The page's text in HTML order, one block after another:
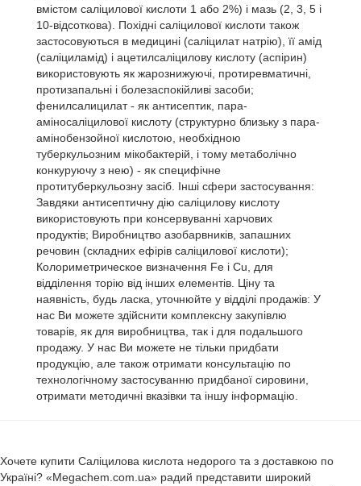
вмістом саліцилової кислоти 1 або 2%) і мазь (2, 3, 5 і
10-відсоткова). Похідні саліцилової кислоти також
застосовуються в медицині (саліцилат натрію), її амід
(саліциламід) і ацетилсаліцилову кислоту (аспірин)
використовують як жарознижуючі, протиревматичні,
протизапальні і болезаспокійливі засоби;
фенилсалицилат - як антисептик, пара-
аміносаліцилової кислоту (структурно близьку з пара-
амінобензойної кислотою, необхідною
туберкульозним мікобактерій, і тому метаболічно
конкуруючу з нею) - як специфічне
протитуберкульозну засіб. Інші сфери застосування:
Завдяки антисептичну дію саліцилову кислоту
використовують при консервуванні харчових
продуктів; Виробництво азобарвників, запашних
речовин (складних ефірів саліцилової кислоти);
Колориметрическое визначення Fe і Cu, для
відділення торію від інших елементів. Ціну та
наявність, будь ласка, уточнюйте у відділі продажів: У
нас Ви можете здійснити комплексну закупівлю
товарів, як для виробництва, так і для подальшого
продажу. У нас Ви можете не тільки придбати
продукцію, але також отримати консультацію по
технологічному застосуванню придбаної сировини,
отримати методичні вказівки та іншу інформацію.
Хочете купити Саліцилова кислота недорого та з доставкою по
Україні? «Megachem.com.ua» радий представити широкий